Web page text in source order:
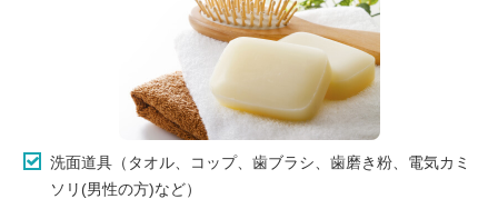
洗面道具（タオル、コップ、歯ブラシ、歯磨き粉、電気カミ
ソリ(男性の方)など）